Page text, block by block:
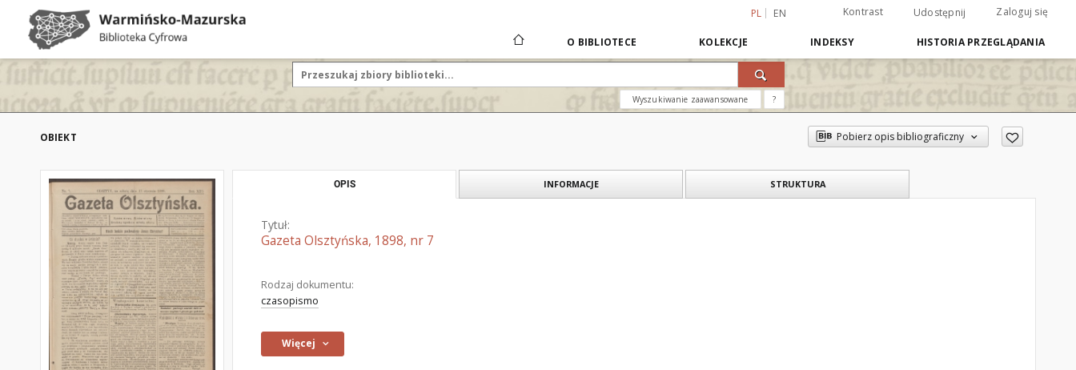
PL EN Kontrast Udostępnij Zaloguj się
O BIBLIOTECE KOLEKCJE INDEKSY HISTORIA PRZEGLĄDANIA
Wyszukiwanie zaawansowane ?
OBIEKT Pobierz opis bibliograficzny
OPIS INFORMACJE STRUKTURA
Tytuł:
Gazeta Olsztyńska, 1898, nr 7
Rodzaj dokumentu:
czasopismo
Więcej